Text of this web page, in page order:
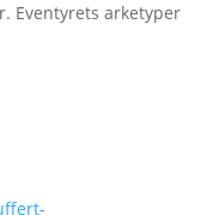
Eventyrets arketyper